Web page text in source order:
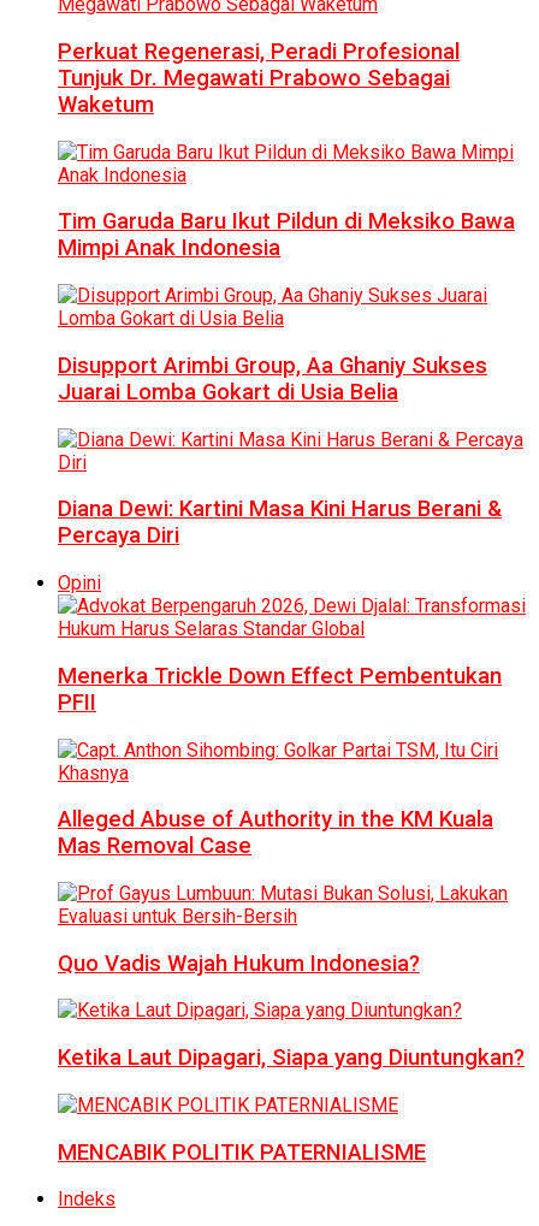
Perkuat Regenerasi, Peradi Profesional
Tunjuk Dr. Megawati Prabowo Sebagai
Waketum
Tim Garuda Baru Ikut Pildun di Meksiko Bawa
Mimpi Anak Indonesia
Disupport Arimbi Group, Aa Ghaniy Sukses
Juarai Lomba Gokart di Usia Belia
Diana Dewi: Kartini Masa Kini Harus Berani &
Percaya Diri
Opini
Menerka Trickle Down Effect Pembentukan
PFII
Alleged Abuse of Authority in the KM Kuala
Mas Removal Case
Quo Vadis Wajah Hukum Indonesia?
Ketika Laut Dipagari, Siapa yang Diuntungkan?
MENCABIK POLITIK PATERNIALISME
Indeks